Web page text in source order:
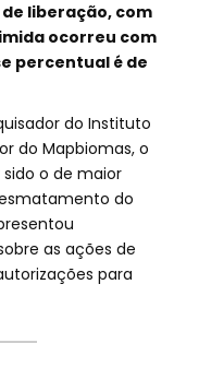
liberação, com
ocorreu com
percentual é de
do Instituto
do Mapbiomas, o
o de maior
do
as ações de
para